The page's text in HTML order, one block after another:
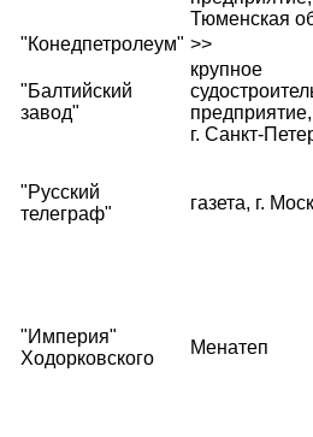
Тюменская
"Конедпетролеум" >>
"Балтийский
завод"
крупное
предприятие,
г. Санкт-
"Русский
телеграф"
газета, г.
"Империя"
Ходорковского
Менатеп